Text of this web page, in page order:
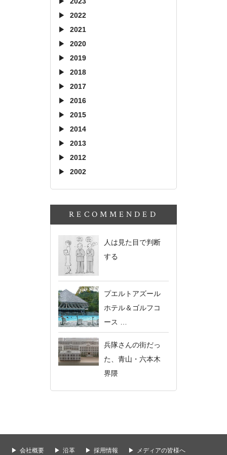
2022
2021
2020
2019
2018
2017
2016
2015
2014
2013
2012
2002
RECOMMENDED
人は見た目で判断
する
プエルトアズール
ホテル＆ゴルフコ
ース …
兵隊さんの街だっ
た、青山・六本木
界隈
会社概要 沿革 採用情報 メディアの皆様へ